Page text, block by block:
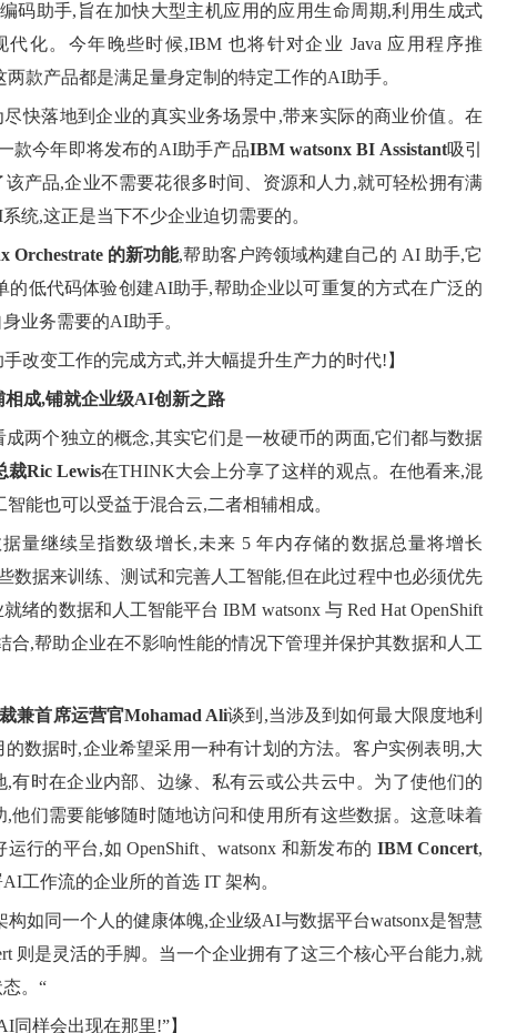
码助手,旨在加快大型主机应用的应用生命周期,利用生成式
化。今年晚些时候,IBM 也将针对企业 Java 应用程序推
两款产品都是满足量身定制的特定工作的AI助手。
尽快落地到企业的真实业务场景中,带来实际的商业价值。在
款今年即将发布的AI助手产品IBM watsonx BI Assistant吸引
产品,企业不需要花很多时间、资源和人力,就可轻松拥有满
统,这正是当下不少企业迫切需要的。
Orchestrate 的新功能,帮助客户跨领域构建自己的 AI 助手,它
的低代码体验创建AI助手,帮助企业以可重复的方式在广泛的
业务需要的AI助手。
改变工作的完成方式,并大幅提升生产力的时代!】
成,铺就企业级AI创新之路
成两个独立的概念,其实它们是一枚硬币的两面,它们都与数据
裁Ric Lewis在THINK大会上分享了这样的观点。在他看来,混
能也可以受益于混合云,二者相辅相成。
量继续呈指数级增长,未来 5 年内存储的数据总量将增长
数据来训练、测试和完善人工智能,但在此过程中也必须优先
绪的数据和人工智能平台 IBM watsonx 与 Red Hat OpenShift
合,帮助企业在不影响性能的情况下管理并保护其数据和人工
兼首席运营官Mohamad Ali谈到,当涉及到如何最大限度地利
数据时,企业希望采用一种有计划的方法。客户实例表明,大
有时在企业内部、边缘、私有云或公共云中。为了使他们的
他们需要能够随时随地访问和使用所有这些数据。这意味着
行的平台,如 OpenShift、watsonx 和新发布的 IBM Concert,
工作流的企业所的首选 IT 架构。
如同一个人的健康体魄,企业级AI与数据平台watsonx是智慧
则是灵活的手脚。当一个企业拥有了这三个核心平台能力,就
。“
同样会出现在那里!”】